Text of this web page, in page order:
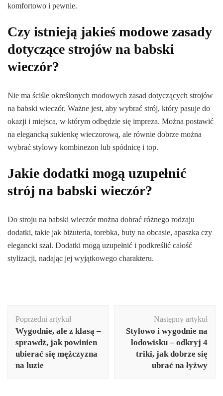
komfortowo i pewnie.
Czy istnieją jakieś modowe zasady
dotyczące strojów na babski
wieczór?
Nie ma ściśle określonych modowych zasad dotyczących strojów
na babski wieczór. Ważne jest, aby wybrać strój, który pasuje do
okazji i miejsca, w którym odbędzie się impreza. Można postawić
na elegancką sukienkę wieczorową, ale równie dobrze można
wybrać stylowy kombinezon lub spódnicę i top.
Jakie dodatki mogą uzupełnić
strój na babski wieczór?
Do stroju na babski wieczór można dobrać różnego rodzaju
dodatki, takie jak biżuteria, torebka, buty na obcasie, apaszka czy
elegancki szal. Dodatki mogą uzupełnić i podkreślić całość
stylizacji, nadając jej wyjątkowego charakteru.
wpisu
Poprzedni artykuł
Wygodnie, ale z klasą –
sprawdź, jak powinien
ubierać się mężczyzna
na luzie
Następny artykuł
Stylowo i wygodnie na
lodowisku – odkryj 4
triki, jak dobrze się
ubrać na łyżwy